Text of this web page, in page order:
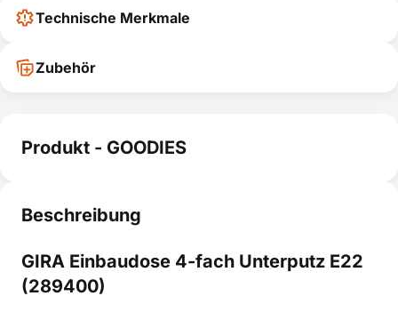
Technische Merkmale
Zubehör
Produkt - GOODIES
Beschreibung
GIRA Einbaudose 4-fach Unterputz E22
(289400)